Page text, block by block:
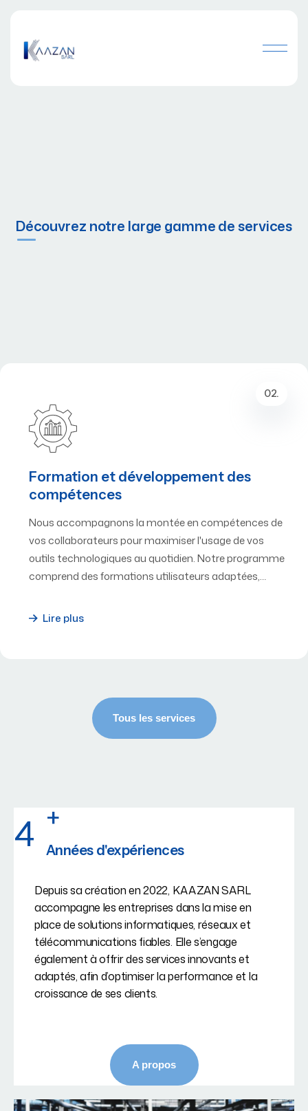
Découvrez notre large gamme de services
02.
Formation et développement des
compétences
Nous accompagnons la montée en compétences de
vos collaborateurs pour maximiser l'usage de vos
outils technologiques au quotidien. Notre programme
comprend des formations utilisateurs adaptées,…
Lire plus
4 +
Années d'expériences
Depuis sa création en 2022, KAAZAN SARL
accompagne les entreprises dans la mise en
place de solutions informatiques, réseaux et
télécommunications fiables. Elle s’engage
également à offrir des services innovants et
adaptés, afin d’optimiser la performance et la
croissance de ses clients.